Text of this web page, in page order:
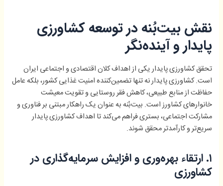
نقش بیت‌بُنه در توسعه کشاورزی
پایدار و آینده‌نگر
تحقق کشاورزی پایدار یکی از اهداف کلان اقتصادی و اجتماعی ایران
است. کشاورزی پایدار نه تنها تضمین‌کننده امنیت غذایی کشور، بلکه عامل
حفاظت از منابع طبیعی، کاهش فقر روستایی و تقویت معیشت
خانوارهای کشاورز است. بیت‌بُنه به عنوان یک راهکار مبتنی بر فناوری و
مشارکت اجتماعی، بستری فراهم می‌کند تا اهداف کشاورزی پایدار
سریع‌تر و کارآمدتر محقق شوند.
۱. ارتقاء بهره‌وری و افزایش سرمایه‌گذاری در
کشاورزی